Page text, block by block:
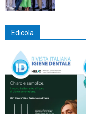
Edicola